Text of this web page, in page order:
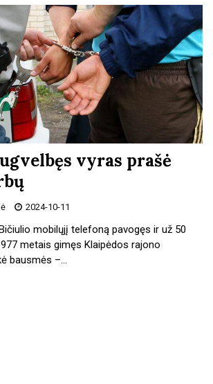
vyras prašė
2024-10-11
mobilųjį telefoną pavogęs ir už 50
metais gimęs Klaipėdos rajono
bausmės –…